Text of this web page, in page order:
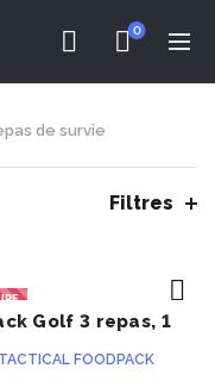
0
de survie
Filtres
ACHETER
Golf 3 repas, 1
TACTICAL FOODPACK